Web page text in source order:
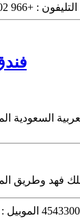
التليفون : +966 02 5340000
السعودية
فهد وطريق الملك
الموبيل :